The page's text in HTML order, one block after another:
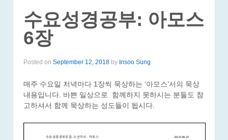
수요성경공부: 아모스
6장
Posted on September 12, 2018 by Insoo Sung
매주 수요일 저녁마다 1장씩 묵상하는 ‘아모스’서의 묵상
내용입니다. 바쁜 일상으로 함께하지 못하시는 분들도 참
고하셔서 함께 묵상하는 성도들이 됩시다.